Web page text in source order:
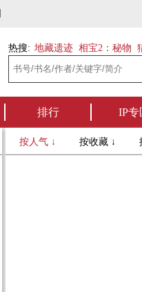
热搜: 地藏遗迹 相宝2：秘物
排行 IP专
按人气 ↓ 按收藏 ↓